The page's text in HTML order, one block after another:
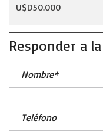
U$D50.000
Responder a